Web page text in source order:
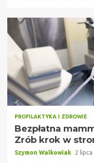
PROFILAKTYKA I ZDROWIE
Bezpłatna
Zrób krok w
Szymon Walkowiak 2 lipca